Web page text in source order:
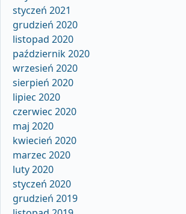
styczeń 2021
grudzień 2020
listopad 2020
październik 2020
wrzesień 2020
sierpień 2020
lipiec 2020
czerwiec 2020
maj 2020
kwiecień 2020
marzec 2020
luty 2020
styczeń 2020
grudzień 2019